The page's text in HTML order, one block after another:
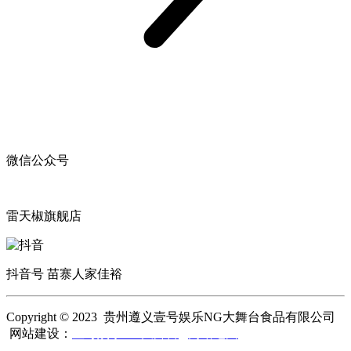
微信公众号
雷天椒旗舰店
抖音号 苗寨人家佳裕
Copyright © 2023 贵州遵义壹号娱乐NG大舞台食品有限公司
网站建设：